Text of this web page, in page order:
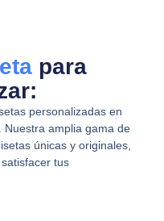
para
personalizadas en
Nuestra amplia gama de
únicas y originales,
tus